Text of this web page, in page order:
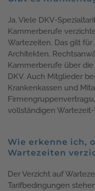
Ja. Viele DKV-
Kammerberufe
Wartezeiten. Das gilt für
Architekten,
Kammerberufe über
DKV. Auch Mitglieder
Krankenkassen und
vollständigen Wartezeit-
Wie erkenne ich,
Wartezeiten
Der Verzicht auf
Tarifbedingungen